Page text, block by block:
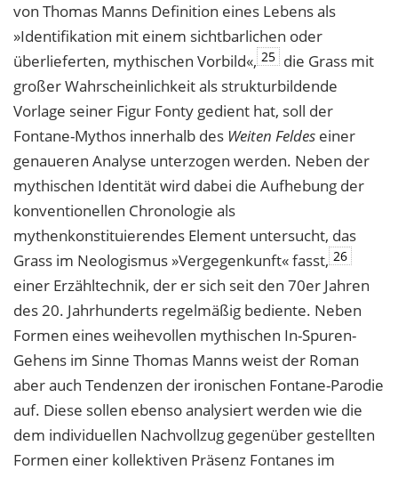
von Thomas Manns Definition eines Lebens als
»Identifikation mit einem sichtbarlichen oder
überlieferten, mythischen Vorbild«, 25 die Grass mit
großer Wahrscheinlichkeit als strukturbildende
Vorlage seiner Figur Fonty gedient hat, soll der
Fontane-Mythos innerhalb des Weiten Feldes einer
genaueren Analyse unterzogen werden. Neben der
mythischen Identität wird dabei die Aufhebung der
konventionellen Chronologie als
mythenkonstituierendes Element untersucht, das
Grass im Neologismus »Vergegenkunft« fasst, 26
einer Erzähltechnik, der er sich seit den 70er Jahren
des 20. Jahrhunderts regelmäßig bediente. Neben
Formen eines weihevollen mythischen In-Spuren-
Gehens im Sinne Thomas Manns weist der Roman
aber auch Tendenzen der ironischen Fontane-Parodie
auf. Diese sollen ebenso analysiert werden wie die
dem individuellen Nachvollzug gegenüber gestellten
Formen einer kollektiven Präsenz Fontanes im